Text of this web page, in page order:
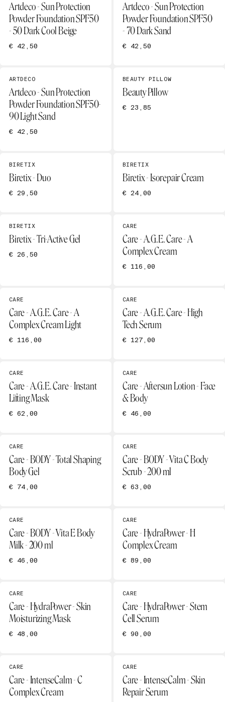
Artdeco - Sun Protection
Powder Foundation SPF50
- 50 Dark Cool Beige
€ 42,50
Artdeco - Sun Protection
Powder Foundation SPF50
- 70 Dark Sand
€ 42,50
ARTDECO
Artdeco - Sun Protection
Powder Foundation SPF50-
90 Light Sand
€ 42,50
BEAUTY PILLOW
Beauty Pillow
€ 23,85
BIRETIX
Biretix - Duo
€ 29,50
BIRETIX
Biretix - Isorepair Cream
€ 24,00
BIRETIX
Biretix - Tri-Active Gel
€ 26,50
CARE
Care - A.G.E. Care - A
Complex Cream
€ 116,00
CARE
Care - A.G.E. Care - A
Complex Cream Light
€ 116,00
CARE
Care - A.G.E. Care - High
Tech Serum
€ 127,00
CARE
Care - A.G.E. Care - Instant
Lifting Mask
€ 62,00
CARE
Care - Aftersun Lotion - Face
& Body
€ 46,00
CARE
Care - BODY - Total Shaping
Body Gel
€ 74,00
CARE
Care - BODY - Vita C Body
Scrub - 200 ml
€ 63,00
CARE
Care - BODY - Vita E Body
Milk - 200 ml
€ 46,00
CARE
Care - HydraPower - H
Complex Cream
€ 89,00
CARE
Care - HydraPower - Skin
Moisturizing Mask
€ 48,00
CARE
Care - HydraPower - Stem
Cell Serum
€ 90,00
CARE
Care - IntenseCalm - C
Complex Cream
CARE
Care - IntenseCalm - Skin
Repair Serum